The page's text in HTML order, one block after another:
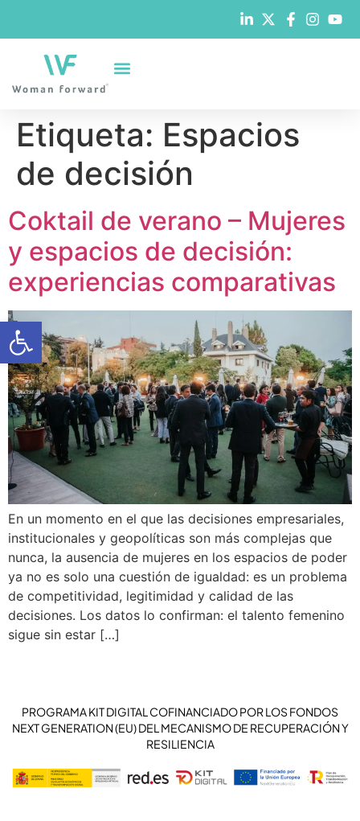
Abrir barra de herramientas
Etiqueta: Espacios
de decisión
Coktail de verano – Mujeres
y espacios de decisión:
experiencias comparativas
En un momento en el que las decisiones empresariales,
institucionales y geopolíticas son más complejas que
nunca, la ausencia de mujeres en los espacios de poder
ya no es solo una cuestión de igualdad: es un problema
de competitividad, legitimidad y calidad de las
decisiones. Los datos lo confirman: el talento femenino
sigue sin estar […]
PROGRAMA KIT DIGITAL COFINANCIADO POR LOS FONDOS
NEXT GENERATION (EU) DEL MECANISMO DE RECUPERACIÓN Y
RESILIENCIA